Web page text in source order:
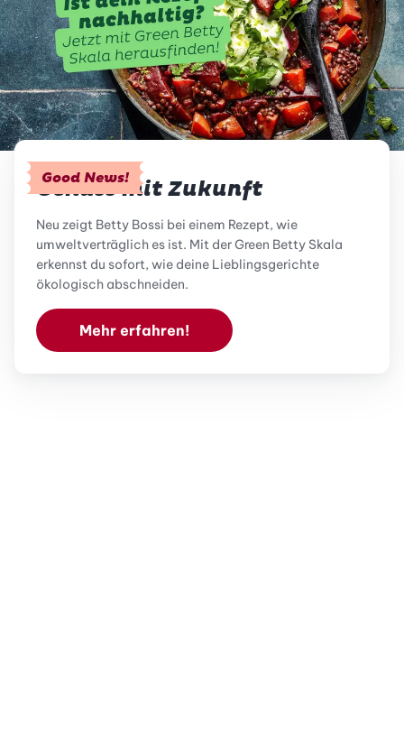
Good News!
Genuss mit Zukunft
Neu zeigt Betty Bossi bei einem Rezept, wie
umweltverträglich es ist. Mit der Green Betty Skala
erkennst du sofort, wie deine Lieblingsgerichte
ökologisch abschneiden.
Mehr erfahren!